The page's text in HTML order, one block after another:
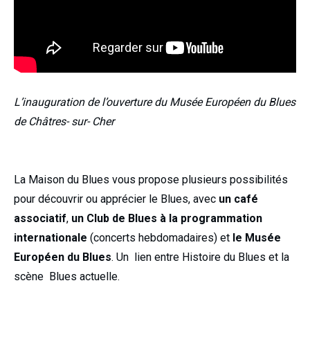
L’inauguration de l’ouverture du Musée Européen du Blues
de Châtres- sur- Cher
La Maison du Blues vous propose plusieurs possibilités
pour découvrir ou apprécier le Blues, avec un café
associatif, un Club de Blues à la programmation
internationale (concerts hebdomadaires) et le Musée
Européen du Blues. Un lien entre Histoire du Blues et la
scène Blues actuelle.